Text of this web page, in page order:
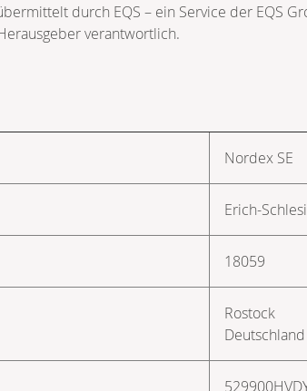
durch EQS – ein Service der EQS
verantwortlich.
Nordex SE
Erich-
18059
Rostock
Deutschland